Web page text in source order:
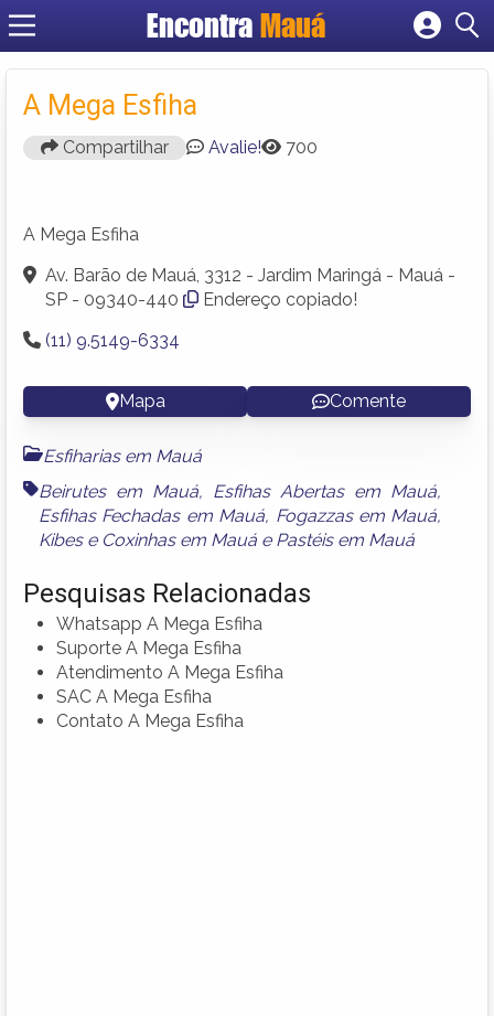
EncontraMauá
A Mega Esfiha
Compartilhar Avalie! 700
A Mega Esfiha
Av. Barão de Mauá, 3312 - Jardim Maringá - Mauá -
SP - 09340-440
Endereço copiado!
(11) 9.5149-6334
Mapa Comente
Esfiharias em Mauá
Beirutes em Mauá, Esfihas Abertas em Mauá,
Esfihas Fechadas em Mauá, Fogazzas em Mauá,
Kibes e Coxinhas em Mauá e Pastéis em Mauá
Pesquisas Relacionadas
Whatsapp A Mega Esfiha
Suporte A Mega Esfiha
Atendimento A Mega Esfiha
SAC A Mega Esfiha
Contato A Mega Esfiha